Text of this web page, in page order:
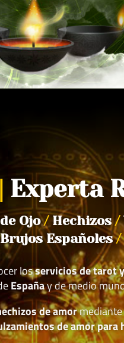
Experta
Ojo/Hechizos/
Españoles/
losservicios de tarot
Españay de medio
de amormediante
de amor para